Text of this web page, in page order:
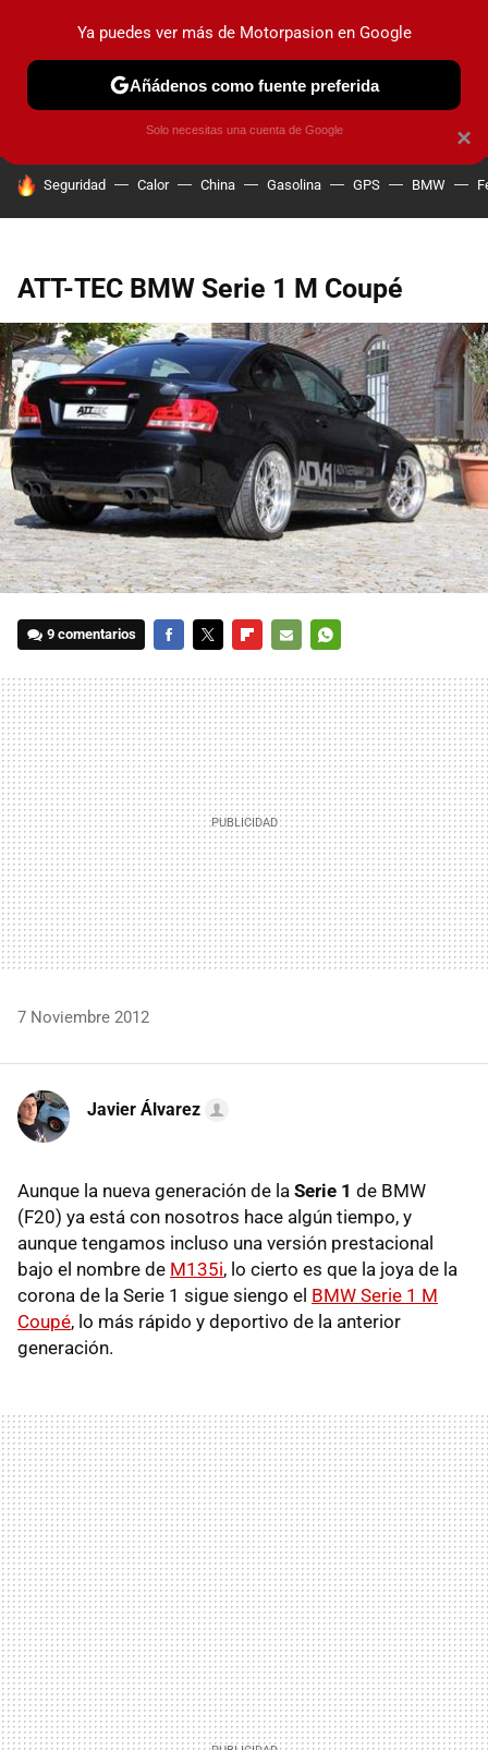
PRUEBAS COCHES ELÉCTRICOS OBSERVATORIO
HOY SE HABLA DE
Seguridad Calor China Gasolina GPS BMW
ATT-TEC BMW Serie 1 M Coupé
9 comentarios
MAIL
7 Noviembre 2012
Javier Álvarez
Aunque la nueva generación de la Serie 1 de BMW
(F20) ya está con nosotros hace algún tiempo, y
aunque tengamos incluso una versión prestacional
bajo el nombre de M135i, lo cierto es que la joya de la
corona de la Serie 1 sigue siengo el BMW Serie 1 M
Coupé, lo más rápido y deportivo de la anterior
generación.
×
Ya puedes ver más de Motorpasion en Google
Añádenos como fuente preferida
Solo necesitas una cuenta de Google